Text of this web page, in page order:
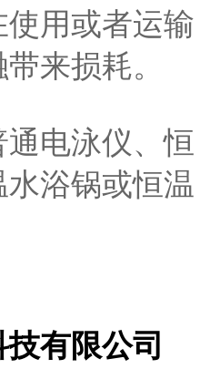
用或者运输
来损耗。
通电泳仪、恒
浴锅或恒温
有限公司